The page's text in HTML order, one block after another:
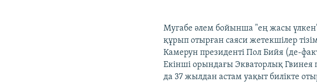
Мугабе әлем бойынша "ең жасы
құрып отырған саяси жетекшілер
Камерун президенті Пол Бийя (де-
Екінші орындағы Экваторлық Гвинея
да 37 жылдан астам уақыт билікте